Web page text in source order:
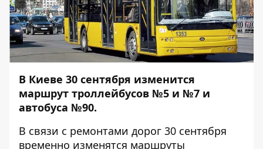
В Киеве 30 сентября изменится
маршрут троллейбусов №5 и №7 и
автобуса №90.
В связи с ремонтами дорог 30 сентября
временно изменятся маршруты